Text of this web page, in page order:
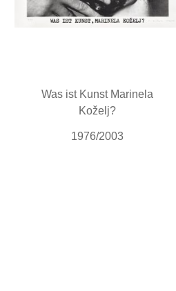
Was ist Kunst Marinela
Koželj?
1976/2003